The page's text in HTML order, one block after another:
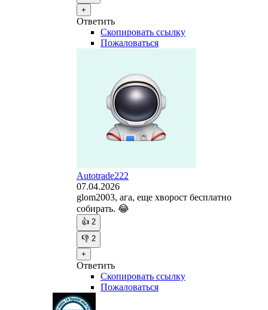
+
Ответить
Скопировать ссылку
Пожаловаться
Autotrade222
07.04.2026
glom2003, ага, еще хворост бесплатно
собирать. 😂
👍 2
👎 2
+
Ответить
Скопировать ссылку
Пожаловаться